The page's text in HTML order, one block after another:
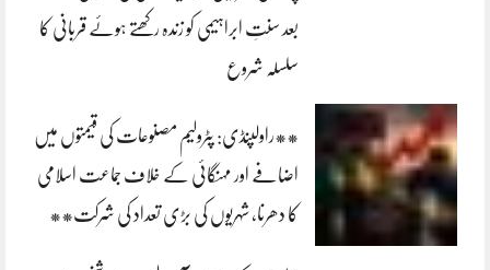
بعد سنتِ ابراہیمی کو زندہ رکھتے ہوئے قربانی کا
سلسلہ شروع
**راولپنڈی: پٹرولیم مصنوعات کی قیمتوں میں
اضافے اور مہنگائی کے خلاف جماعت اسلامی
کا دھرنا، شہریوں کی بڑی تعداد کی شرکت**